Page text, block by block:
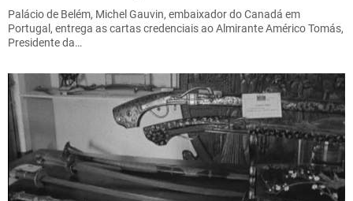
Palácio de Belém, Michel Gauvin, embaixador do Canadá em
Portugal, entrega as cartas credenciais ao Almirante Américo Tomás,
Presidente da…